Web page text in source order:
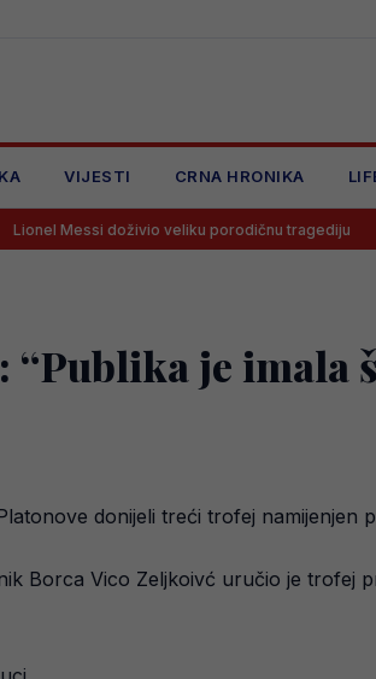
VIJESTI CRNA HRONIKA
doživio veliku porodičnu tragediju
je imala
donijeli treći trofej namijenjen
Borca Vico Zeljkoivć uručio je trofej